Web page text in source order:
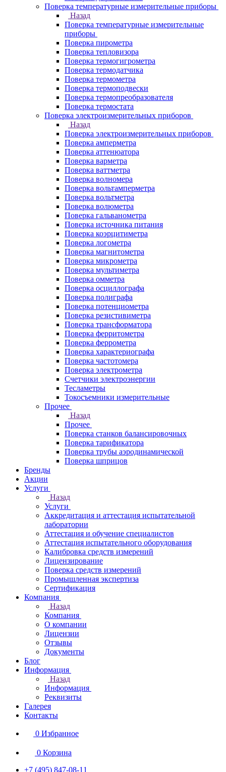
Поверка температурные измерительные приборы
Назад
Поверка температурные измерительные
приборы
Поверка пирометра
Поверка тепловизора
Поверка термогигрометра
Поверка термодатчика
Поверка термометра
Поверка термоподвески
Поверка термопреобразователя
Поверка термостата
Поверка электроизмерительных приборов
Назад
Поверка электроизмерительных приборов
Поверка амперметра
Поверка аттенюатора
Поверка варметра
Поверка ваттметра
Поверка волномера
Поверка вольтамперметра
Поверка вольтметра
Поверка волюметра
Поверка гальванометра
Поверка источника питания
Поверка коэрцитиметра
Поверка логометра
Поверка магнитометра
Поверка микрометра
Поверка мультиметра
Поверка омметра
Поверка осциллографа
Поверка полиграфа
Поверка потенциометра
Поверка резистивиметра
Поверка трансформатора
Поверка ферритометра
Поверка феррометра
Поверка характериографа
Поверка частотомера
Поверка электрометра
Счетчики электроэнергии
Тесламетры
Токосъемники измерительные
Прочее
Назад
Прочее
Поверка станков балансировочных
Поверка тарификатора
Поверка трубы аэродинамической
Поверка шприцов
Бренды
Акции
Услуги
Назад
Услуги
Аккредитация и аттестация испытательной
лаборатории
Аттестация и обучение специалистов
Аттестация испытательного оборудования
Калибровка средств измерений
Лицензирование
Поверка средств измерений
Промышленная экспертиза
Сертификация
Компания
Назад
Компания
О компании
Лицензии
Отзывы
Документы
Блог
Информация
Назад
Информация
Реквизиты
Галерея
Контакты
0 Избранное
0 Корзина
+7 (495) 847-08-11